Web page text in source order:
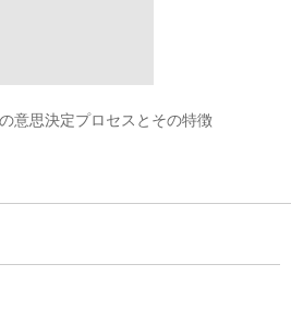
意思決定プロセスとその特徴